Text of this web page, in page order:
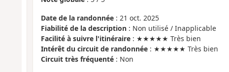
Date de la randonnée: 21 oct. 2025
Fiabilité de la description: Non utilisé / Inapplicable
Facilité à suivre l'itinéraire: ★★★★★ Très bien
Intérêt du circuit de randonnée: ★★★★★ Très bien
Circuit très fréquenté: Non